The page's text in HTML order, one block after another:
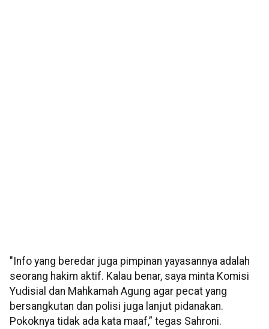
"Info yang beredar juga pimpinan yayasannya adalah
seorang hakim aktif. Kalau benar, saya minta Komisi
Yudisial dan Mahkamah Agung agar pecat yang
bersangkutan dan polisi juga lanjut pidanakan.
Pokoknya tidak ada kata maaf,” tegas Sahroni.